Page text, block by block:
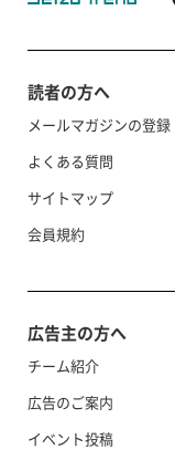
読者の方へ
メールマガジンの登録
よくある質問
サイトマップ
会員規約
広告主の方へ
チーム紹介
広告のご案内
イベント投稿